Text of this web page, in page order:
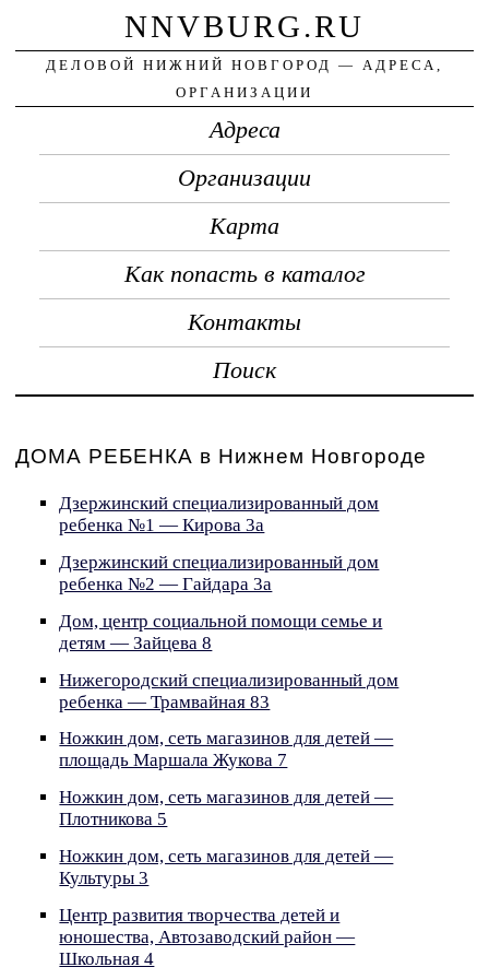
NNVBURG.RU
ДЕЛОВОЙ НИЖНИЙ НОВГОРОД — АДРЕСА,
ОРГАНИЗАЦИИ
Адреса
Организации
Карта
Как попасть в каталог
Контакты
Поиск
ДОМА РЕБЕНКА в Нижнем Новгороде
Дзержинский специализированный дом
ребенка №1 — Кирова 3а
Дзержинский специализированный дом
ребенка №2 — Гайдара 3а
Дом, центр социальной помощи семье и
детям — Зайцева 8
Нижегородский специализированный дом
ребенка — Трамвайная 83
Ножкин дом, сеть магазинов для детей —
площадь Маршала Жукова 7
Ножкин дом, сеть магазинов для детей —
Плотникова 5
Ножкин дом, сеть магазинов для детей —
Культуры 3
Центр развития творчества детей и
юношества, Автозаводский район —
Школьная 4